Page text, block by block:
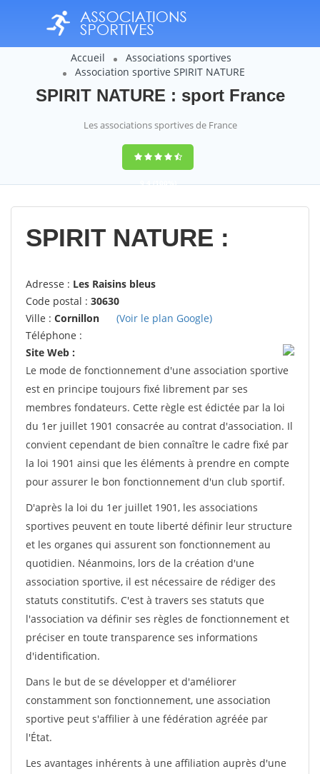
Accueil
Associations sportives
Association sportive SPIRIT NATURE
SPIRIT NATURE : sport France
Les associations sportives de France
9,4(100%)
14358votes
SPIRIT NATURE :
Adresse : Les Raisins bleus
Code postal : 30630
Ville : Cornillon
(Voir le plan Google)
Téléphone :
Site Web :
Le mode de fonctionnement d'une association sportive
est en principe toujours fixé librement par ses
membres fondateurs. Cette règle est édictée par la loi
du 1er juillet 1901 consacrée au contrat d'association. Il
convient cependant de bien connaître le cadre fixé par
la loi 1901 ainsi que les éléments à prendre en compte
pour assurer le bon fonctionnement d'un club sportif.
D'après la loi du 1er juillet 1901, les associations
sportives peuvent en toute liberté définir leur structure
et les organes qui assurent son fonctionnement au
quotidien. Néanmoins, lors de la création d'une
association sportive, il est nécessaire de rédiger des
statuts constitutifs. C'est à travers ses statuts que
l'association va définir ses règles de fonctionnement et
préciser en toute transparence ses informations
d'identification.
Dans le but de se développer et d'améliorer
constamment son fonctionnement, une association
sportive peut s'affilier à une fédération agréée par
l'État.
Les avantages inhérents à une affiliation auprès d'une